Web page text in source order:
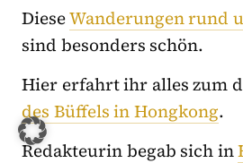
DieseWanderungen rund
sind besonders schön.
Hier erfahrt ihr alles zum
des Büffels in Hongkong.
Redakteurin begab sich in